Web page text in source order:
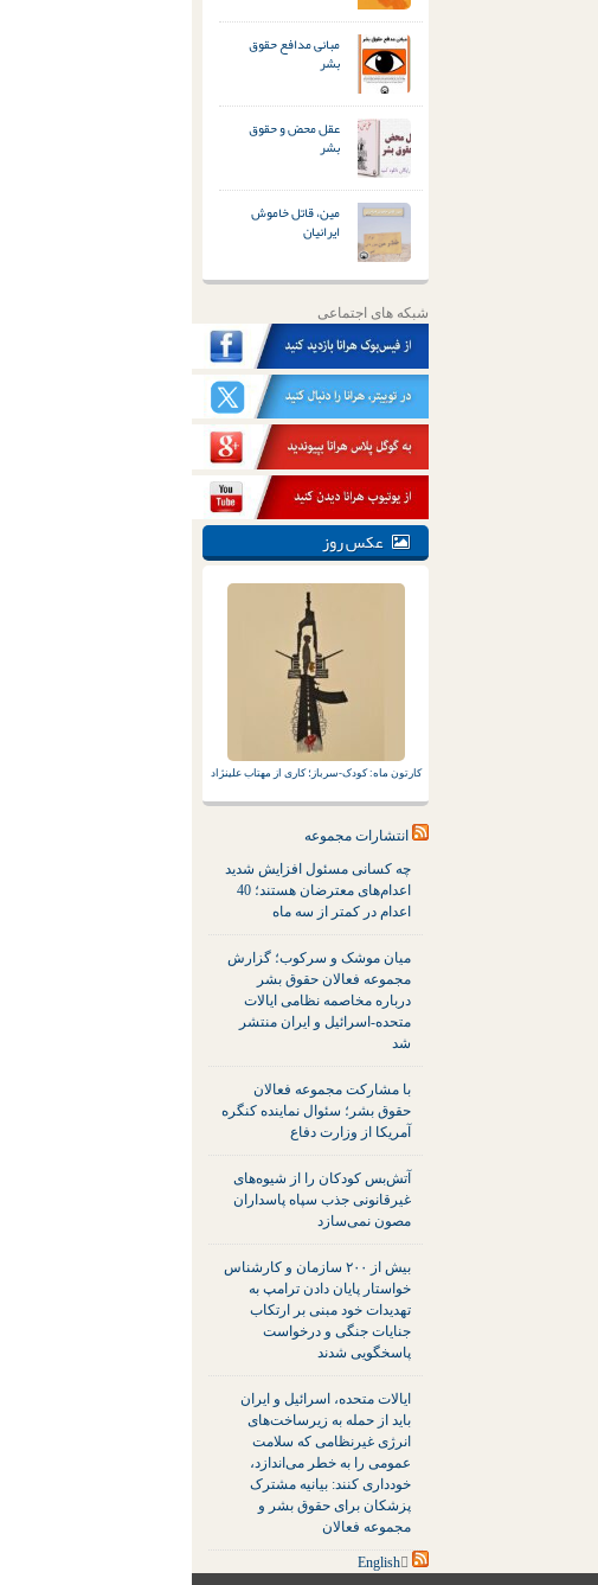
مبانی مدافع حقوق
بشر
عقل محض و حقوق
بشر
مین، قاتل خاموش
ایرانیان
شبکه های اجتماعی
عکس روز
کارتون ماه: کودک-سرباز؛ کاری از مهتاب علینژاد
انتشارات مجموعه
چه کسانی مسئول افزایش شدید
اعدام‌های معترضان هستند؛ 40
اعدام در کمتر از سه ماه
میان موشک و سرکوب؛ گزارش
مجموعه فعالان حقوق بشر
درباره مخاصمه نظامی ایالات
متحده-اسرائیل و ایران منتشر
شد
با مشارکت مجموعه فعالان
حقوق بشر؛ سئوال نماینده کنگره
آمریکا از وزارت دفاع
آتش‌بس کودکان را از شیوه‌های
غیرقانونی جذب سپاه پاسداران
مصون نمی‌سازد
بیش از ۲۰۰ سازمان و کارشناس
خواستار پایان دادن ترامپ به
تهدیدات خود مبنی بر ارتکاب
جنایات جنگی و درخواست
پاسخگویی شدند
ایالات متحده، اسرائیل و ایران
باید از حمله به زیرساخت‌های
انرژی غیرنظامی که سلامت
عمومی را به خطر می‌اندازد،
خودداری کنند: بیانیه مشترک
پزشکان برای حقوق بشر و
مجموعه فعالان